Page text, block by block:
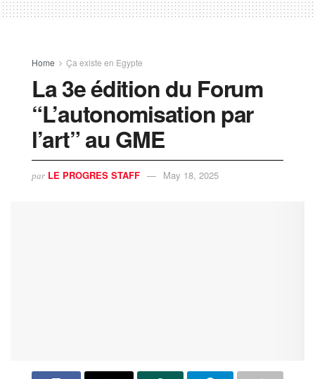
Home Ça existe en Egypte
La 3e édition du Forum
“L’autonomisation par
l’art” au GME
par LE PROGRES STAFF May 18, 2025